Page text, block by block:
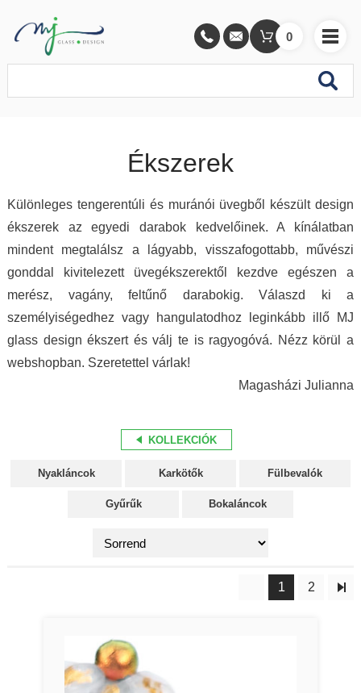
0
Ékszerek
Különleges tengerentúli és muránói üvegből készült design
ékszerek az egyedi darabok kedvelőinek. A kínálatban
mindent megtalálsz a lágyabb, visszafogottabb, művészi
gonddal kivitelezett üvegékszerektől kezdve egészen a
merész, vagány, feltűnő darabokig. Válaszd ki a
személyiségedhez vagy hangulatodhoz leginkább illő MJ
glass design ékszert és válj te is ragyogóvá. Nézz körül a
webshopban. Szeretettel várlak!
Magasházi Julianna
KOLLEKCIÓK
Nyakláncok Karkötők Fülbevalók
Gyűrűk Bokaláncok
1 2